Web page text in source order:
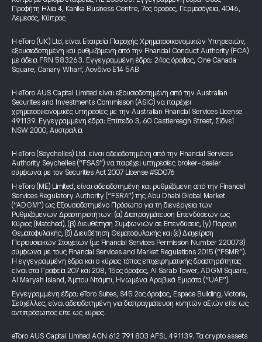
Προφήτη Ηλία 4, Kanika Business Centre, 7ος όροφος, Γερμασόγεια, 4046,
Λεμεσός, Κύπρος
Η eToro (UK) Ltd, είναι Εταιρεία Παροχής Χρηματοοικονομικών Υπηρεσιών,
εξουσιοδοτημένη και ρυθμιζόμενη από την Financial Conduct Authority (FCA)
με άδεια FRN 583263. Εγγεγραμμένη έδρα: 24ος όροφος, One Canada
Square, Canary Wharf, Λονδίνο E14 5AB
Η eToro AUS Capital Limited είναι εξουσιοδοτημένη από την Australian
Securities and Investments Commission (ASIC) να παρέχει
χρηματοοικονομικές υπηρεσίες με την Australian Financial Services License
491139. Εγγεγραμμένη έδρα: Επίπεδο 3, 60 Castlereagh Street, Σίδνεϊ
NSW 2000, Αυστραλία
Η eToro (Seychelles) Ltd. είναι αδειοδοτημένη από την Financial Services
Authority Seychelles (“FSAS”) να παρέχει υπηρεσίες broker-dealer
σύμφωνα με τον Securities Act 2007 License #SD076
Η eToro (ME) Limited, είναι αδειοδοτημένη και ρυθμιζόμενη από την Financial
Services Regulatory Authority (“FSRA”) της Abu Dhabi Global Market
(“ADGM”) ως Εξουσιοδοτημένο Πρόσωπο για τη διενέργεια των
Ρυθμιζόμενων Δραστηριοτήτων: (α) Διαπραγμάτευση Επενδύσεων ως
Κύριος (Matched), (β) Διευθέτηση Συμφωνιών σε Επενδύσεις, (γ) Παροχή
Θεματοφυλακής, (δ) Διευθέτηση Θεματοφυλακής και (ε) Διαχείριση
Περιουσιακών Στοιχείων (με Financial Services Permission Number 220073)
σύμφωνα με τους Financial Services and Market Regulations 2015 (“FSMR”).
Η εγγεγραμμένη έδρα και ο κύριος τόπος επιχειρηματικής δραστηριότητας
είναι στα Γραφεία 207 και 208, 15ος όροφος, Al Sarab Tower, ADGM Square,
Al Maryah Island, Άμπου Ντάμπι, Ηνωμένα Αραβικά Εμιράτα (“UAE”).
Εγγεγραμμένη έδρα: eToro Suites, S45 2ος όροφος, Espace Building, Victoria,
Σεϋχέλλες, είναι αδειοδοτημένη για διαπραγμάτευση κινητών αξιών είτε ως
αντιπρόσωπος είτε ως κύριος.
eToro AUS Capital Limited ACN 612 791 803 AFSL 491139. Τα crypto assets